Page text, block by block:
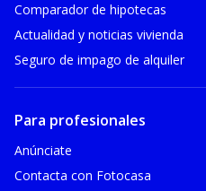
Comparador de hipotecas
Actualidad y noticias vivienda
Seguro de impago de alquiler
Para profesionales
Anúnciate
Contacta con Fotocasa